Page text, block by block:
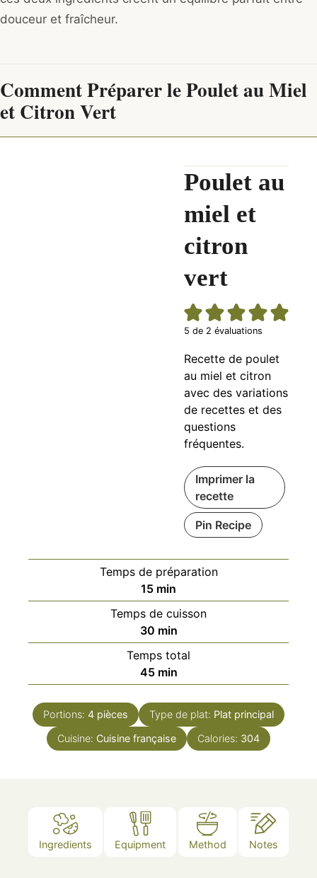
douceur et fraîcheur.
Comment Préparer le Poulet au Miel
et Citron Vert
Poulet au
miel et
citron
vert
5 de 2 évaluations
Recette de poulet
au miel et citron
avec des variations
de recettes et des
questions
fréquentes.
Imprimer la
recette
Pin Recipe
Temps de préparation
15minutes
min
Temps de cuisson
30minutes
min
Temps total
45minutes
min
Portions: 4 pièces Type de plat: Plat principal
Cuisine: Cuisine française Calories: 304
Ingredients Equipment Method Notes